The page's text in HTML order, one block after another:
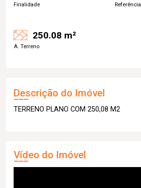
Finalidade Referência
250.08 m²
A. Terreno
Descrição do Imóvel
TERRENO PLANO COM 250,08 M2
Vídeo do Imóvel